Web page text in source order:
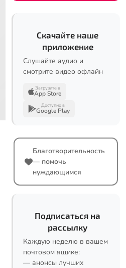
Скачайте наше
приложение
Слушайте аудио и
смотрите видео офлайн
Загрузите в
App Store
Доступно в
Google Play
Благотворительность
— помочь
нуждающимся
Подписаться на
рассылку
Каждую неделю в вашем
почтовом ящике:
— анонсы лучших